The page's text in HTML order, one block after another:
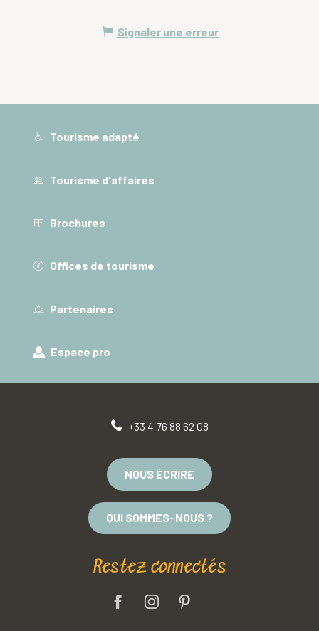
Signaler une erreur
Tourisme adapté
Tourisme d'affaires
Brochures
Offices de tourisme
Partenaires
Espace pro
+33 4 76 88 62 08
NOUS ÉCRIRE
QUI SOMMES-NOUS ?
Restez connectés